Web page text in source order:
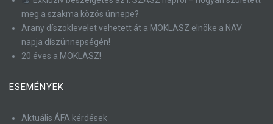
meg a szakma közös ünnepe?
Arany díszoklevelet vehetett át a MOKLASZ elnöke a NAV
napja díszünnepségén!
20 éves a MOKLASZ!
ESEMÉNYEK
Aktuális ÁFA kérdések